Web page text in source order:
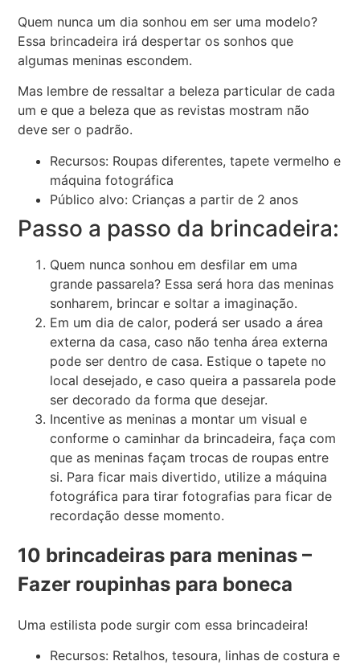
Quem nunca um dia sonhou em ser uma modelo?
Essa brincadeira irá despertar os sonhos que
algumas meninas escondem.
Mas lembre de ressaltar a beleza particular de cada
um e que a beleza que as revistas mostram não
deve ser o padrão.
Recursos: Roupas diferentes, tapete vermelho e
máquina fotográfica
Público alvo: Crianças a partir de 2 anos
Passo a passo da brincadeira:
Quem nunca sonhou em desfilar em uma
grande passarela? Essa será hora das meninas
sonharem, brincar e soltar a imaginação.
Em um dia de calor, poderá ser usado a área
externa da casa, caso não tenha área externa
pode ser dentro de casa. Estique o tapete no
local desejado, e caso queira a passarela pode
ser decorado da forma que desejar.
Incentive as meninas a montar um visual e
conforme o caminhar da brincadeira, faça com
que as meninas façam trocas de roupas entre
si. Para ficar mais divertido, utilize a máquina
fotográfica para tirar fotografias para ficar de
recordação desse momento.
10 brincadeiras para meninas –
Fazer roupinhas para boneca
Uma estilista pode surgir com essa brincadeira!
Recursos: Retalhos, tesoura, linhas de costura e